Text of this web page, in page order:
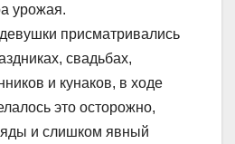
урожая.
присматривались
свадьбах,
и кунаков, в ходе
это осторожно,
и слишком явный